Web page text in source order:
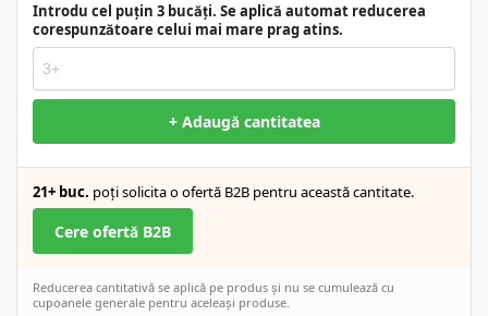
Introdu cel puțin 3 bucăți. Se aplică automat reducerea
corespunzătoare celui mai mare prag atins.
+ Adaugă cantitatea
21+ buc. poți solicita o ofertă B2B pentru această cantitate.
Cere ofertă B2B
Reducerea cantitativă se aplică pe produs și nu se cumulează cu
cupoanele generale pentru aceleași produse.